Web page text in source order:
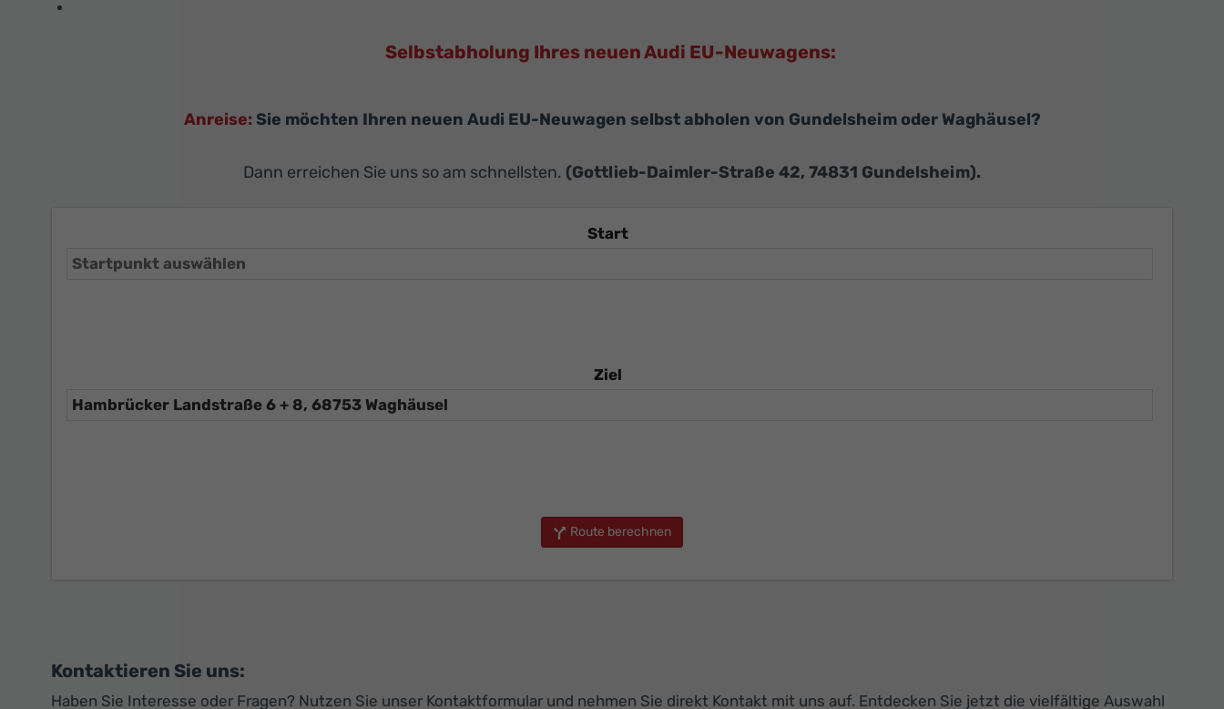
Selbstabholung Ihres neuen Audi EU-Neuwagens:
Anreise: Sie möchten Ihren neuen Audi EU-Neuwagen selbst abholen von Gundelsheim oder Waghäusel?
Dann erreichen Sie uns so am schnellsten. (Gottlieb-Daimler-Straße 42, 74831 Gundelsheim).
Start
Ziel
Route berechnen
Kontaktieren Sie uns:
Haben Sie Interesse oder Fragen? Nutzen Sie unser Kontaktformular und nehmen Sie direkt Kontakt mit uns auf. Entdecken Sie jetzt die vielfältige Auswahl